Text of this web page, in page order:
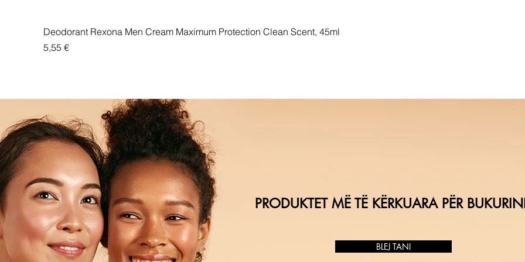
Deodorant Rexona Men Cream Maximum Protection Clean Scent, 45ml
Price
5,55 €
PRODUKTET MË TË KËRKUARA PËR
BLEJ TANI